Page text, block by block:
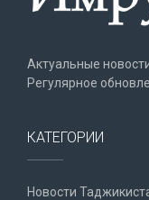
Актуальные
Регулярное
КАТЕГОРИИ
Новости